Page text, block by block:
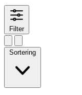
Filter
Sortering